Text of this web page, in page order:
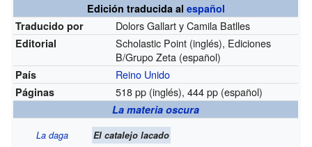
Edición traducida al español
Traducido por
Dolors Gallart y Camila Batlles
Editorial
Scholastic Point (inglés), Ediciones
B/Grupo Zeta (español)
País Reino Unido
Páginas 518 pp (inglés), 444 pp (español)
La materia oscura
La daga El catalejo lacado